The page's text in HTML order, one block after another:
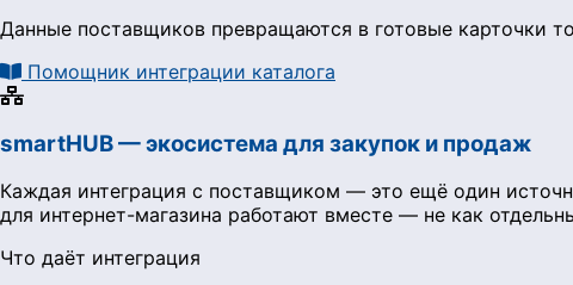
Данные поставщиков превращаются в готовые карточки
Помощник интеграции каталога
smartHUB — экосистема для закупок и продаж
Каждая интеграция с поставщиком — это ещё один
для интернет-магазина работают вместе — не как
Что даёт интеграция